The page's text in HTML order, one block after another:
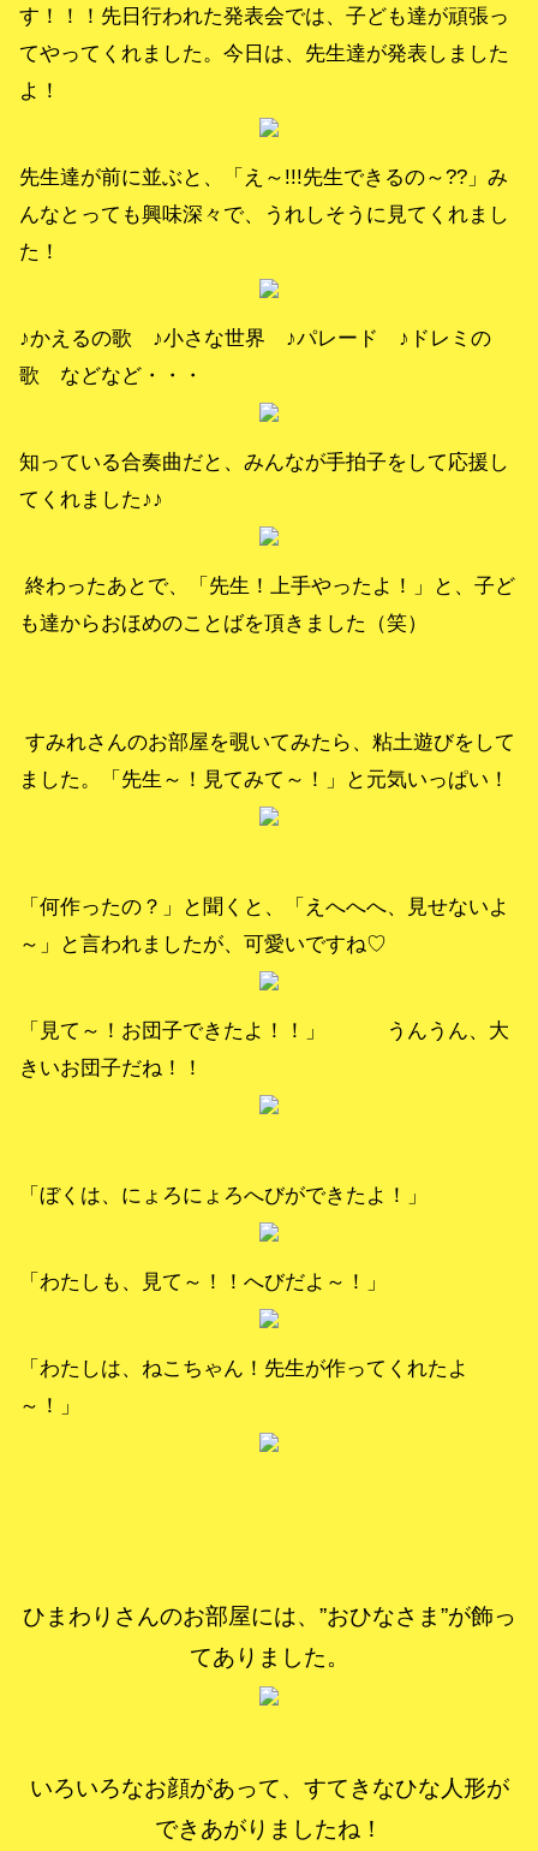
す！！！先日行われた発表会では、子ども達が頑張っ
てやってくれました。今日は、先生達が発表しました
よ！
先生達が前に並ぶと、「え～!!!先生できるの～??」み
んなとっても興味深々で、うれしそうに見てくれまし
た！
♪かえるの歌 ♪小さな世界 ♪パレード ♪ドレミの
歌 などなど・・・
知っている合奏曲だと、みんなが手拍子をして応援し
てくれました♪♪
終わったあとで、「先生！上手やったよ！」と、子ど
も達からおほめのことばを頂きました（笑）
すみれさんのお部屋を覗いてみたら、粘土遊びをして
ました。「先生～！見てみて～！」と元気いっぱい！
「何作ったの？」と聞くと、「えへへへ、見せないよ
～」と言われましたが、可愛いですね♡
「見て～！お団子できたよ！！」 うんうん、大
きいお団子だね！！
「ぼくは、にょろにょろへびができたよ！」
「わたしも、見て～！！へびだよ～！」
「わたしは、ねこちゃん！先生が作ってくれたよ
～！」
ひまわりさんのお部屋には、”おひなさま”が飾っ
てありました。
いろいろなお顔があって、すてきなひな人形が
できあがりましたね！